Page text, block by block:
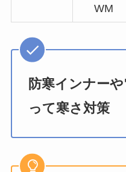
WM
防寒インナー
って寒さ対策